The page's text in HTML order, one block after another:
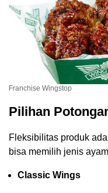
Franchise Wingstop
Pilihan
Fleksibilitas produk
bisa memilih jenis
Classic Wings